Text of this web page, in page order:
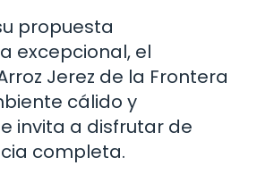
propuesta
excepcional, el
Jerez de la Frontera
cálido y
invita a disfrutar de
completa.